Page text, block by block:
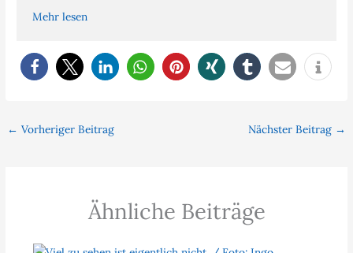
Mehr lesen
← Vorheriger Beitrag Nächster Beitrag →
Ähnliche Beiträge